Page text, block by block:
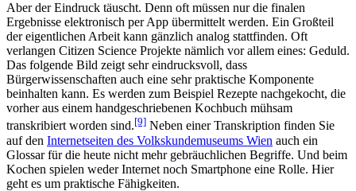
Aber der Eindruck täuscht. Denn oft müssen nur die finalen
Ergebnisse elektronisch per App übermittelt werden. Ein Großteil
der eigentlichen Arbeit kann gänzlich analog stattfinden. Oft
verlangen Citizen Science Projekte nämlich vor allem eines: Geduld.
Das folgende Bild zeigt sehr eindrucksvoll, dass
Bürgerwissenschaften auch eine sehr praktische Komponente
beinhalten kann. Es werden zum Beispiel Rezepte nachgekocht, die
vorher aus einem handgeschriebenen Kochbuch mühsam
transkribiert worden sind.[9] Neben einer Transkription finden Sie
auf den Internetseiten des Volkskundemuseums Wien auch ein
Glossar für die heute nicht mehr gebräuchlichen Begriffe. Und beim
Kochen spielen weder Internet noch Smartphone eine Rolle. Hier
geht es um praktische Fähigkeiten.